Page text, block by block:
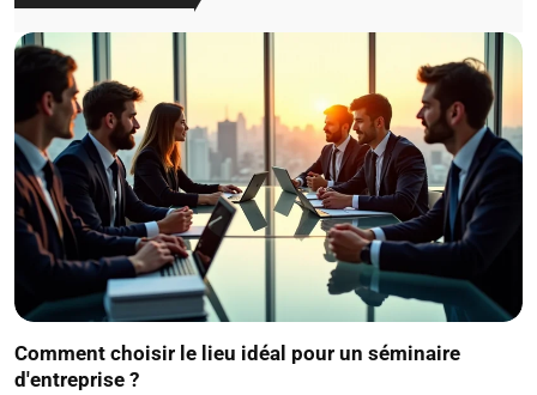
Comment choisir le lieu idéal pour un séminaire
d'entreprise ?